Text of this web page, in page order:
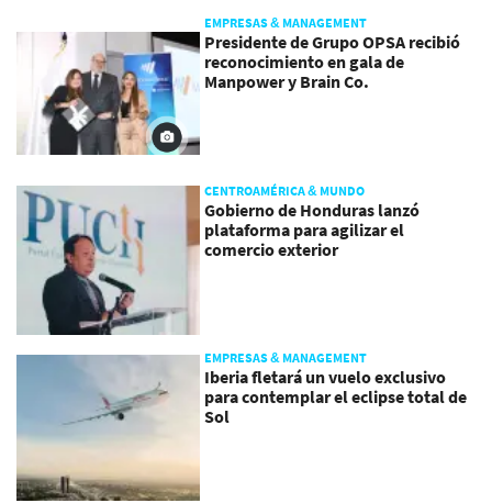
EMPRESAS & MANAGEMENT
Presidente de Grupo OPSA recibió
reconocimiento en gala de
Manpower y Brain Co.
CENTROAMÉRICA & MUNDO
Gobierno de Honduras lanzó
plataforma para agilizar el
comercio exterior
EMPRESAS & MANAGEMENT
Iberia fletará un vuelo exclusivo
para contemplar el eclipse total de
Sol